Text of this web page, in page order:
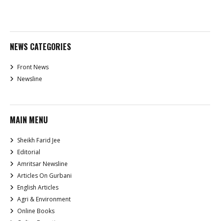
NEWS CATEGORIES
Front News
Newsline
MAIN MENU
Sheikh Farid Jee
Editorial
Amritsar Newsline
Articles On Gurbani
English Articles
Agri & Environment
Online Books